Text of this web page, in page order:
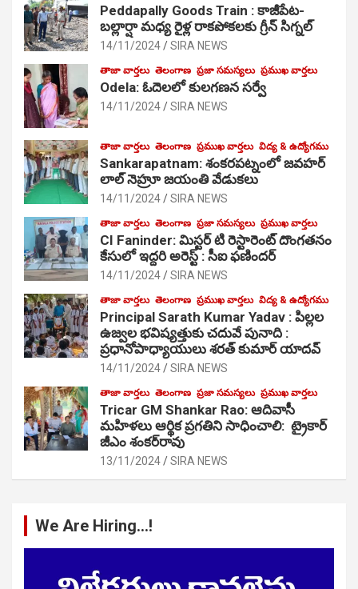
Peddapally Goods Train : కాజీపేట-
బల్లార్షా మధ్య రైళ్ల రాకపోకలకు గ్రీన్ సిగ్నల్
14/11/2024 SIRA NEWS
తాజా వార్తలు తెలంగాణ ప్రజా సమస్యలు ప్రముఖ వార్తలు
Odela: ఓదెలలో కులగణన సర్వే
14/11/2024 SIRA NEWS
తాజా వార్తలు తెలంగాణ ప్రముఖ వార్తలు విద్య & ఉద్యోగము
Sankarapatnam: శంకరపట్నంలో జవహర్
లాల్ నెహ్రూ జయంతి వేడుకలు
14/11/2024 SIRA NEWS
తాజా వార్తలు తెలంగాణ ప్రజా సమస్యలు ప్రముఖ వార్తలు
CI Faninder: మిస్టర్ టి రెస్టారెంట్ దొంగతనం
కేసులో ఇద్దరి అరెస్ట్ : సీఐ ఫణిందర్
14/11/2024 SIRA NEWS
తాజా వార్తలు తెలంగాణ ప్రముఖ వార్తలు విద్య & ఉద్యోగము
Principal Sarath Kumar Yadav : పిల్లల
ఉజ్వల భవిష్యత్తుకు చదువే పునాది :
ప్రధానోపాధ్యాయులు శరత్ కుమార్ యాదవ్
14/11/2024 SIRA NEWS
తాజా వార్తలు తెలంగాణ ప్రజా సమస్యలు ప్రముఖ వార్తలు
Tricar GM Shankar Rao: ఆదివాసీ
మహిళలు ఆర్థిక ప్రగతిని సాధించాలి: ట్రైకార్
జీఎం శంకర్‌రావు
13/11/2024 SIRA NEWS
We Are Hiring…!